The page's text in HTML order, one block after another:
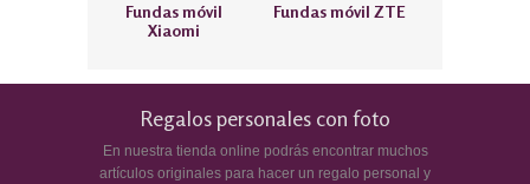
Fundas móvil
Xiaomi
Fundas móvil ZTE
Regalos personales con foto
En nuestra tienda online podrás encontrar muchos
artículos originales para hacer un regalo personal y